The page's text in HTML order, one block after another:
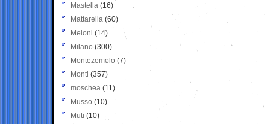
Mastella (16)
Mattarella (60)
Meloni (14)
Milano (300)
Montezemolo (7)
Monti (357)
moschea (11)
Musso (10)
Muti (10)